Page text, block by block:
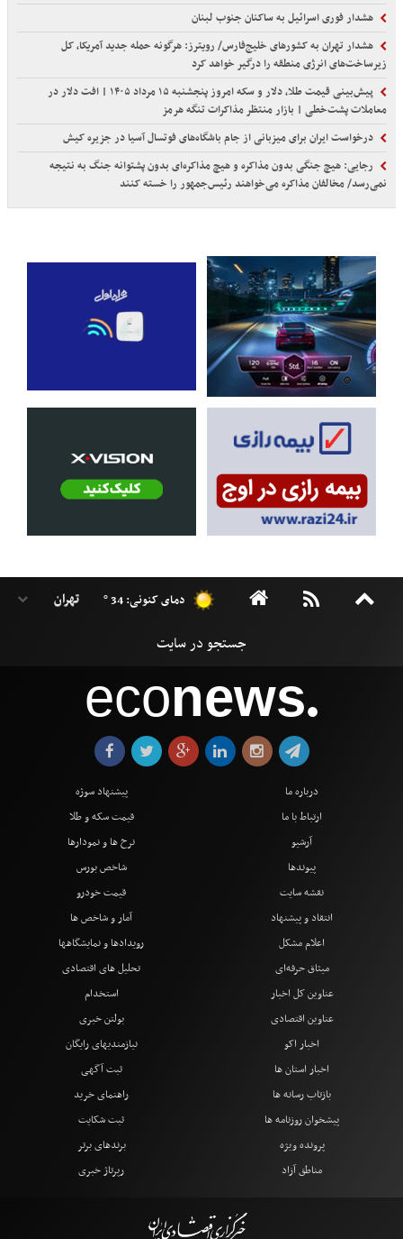
هشدار فوری اسرائیل به ساکنان جنوب لبنان
هشدار تهران به کشورهای خلیج‌فارس/ رویترز: هرگونه حمله جدید آمریکا، کل
زیرساخت‌های انرژی منطقه را درگیر خواهد کرد
پیش‌بینی قیمت طلا، دلار و سکه امروز پنجشنبه ۱۵ مرداد ۱۴۰۵ | افت دلار در
معاملات پشت‌خطی | بازار منتظر مذاکرات تنگه هرمز
درخواست ایران برای میزبانی از جام باشگاه‌های فوتسال آسیا در جزیره کیش
رجایی: هیچ جنگی بدون مذاکره و هیچ مذاکره‌ای بدون پشتوانه جنگ به نتیجه
نمی‌رسد/ مخالفان مذاکره می‌خواهند رئیس‌جمهور را خسته کنند
دمای کنونی: 34 °
econews●
درباره ما
ارتباط با ما
آرشیو
پیوندها
نقشه سایت
انتقاد و پیشنهاد
اعلام مشکل
میثاق حرفه‌ای
پیشنهاد سوژه
قیمت سکه و طلا
نرخ ها و نمودارها
شاخص بورس
قیمت خودرو
آمار و شاخص ها
رویدادها و نمایشگاهها
تحلیل های اقتصادی
عناوین کل اخبار
عناوین اقتصادی
اخبار اکو
اخبار استان ها
بازتاب رسانه ها
پیشخوان روزنامه ها
پرونده ویژه
مناطق آزاد
استخدام
بولتن خبری
نیازمندیهای رایگان
ثبت آگهی
راهنمای خرید
ثبت شکایت
برندهای برتر
رپرتاژ خبری